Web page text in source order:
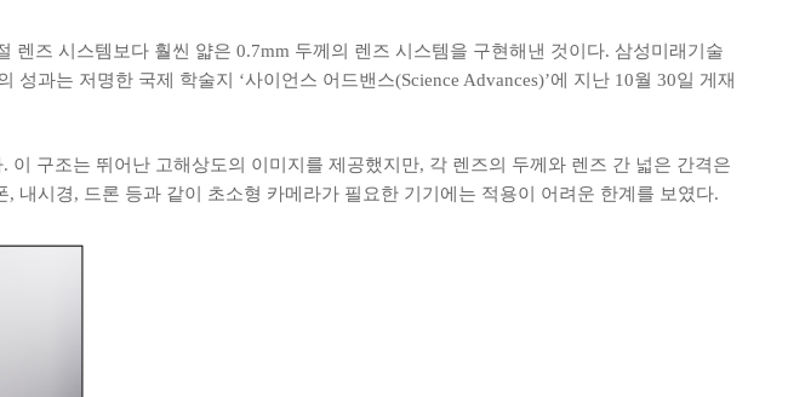
즈 시스템보다 훨씬 얇은 0.7mm 두께의 렌즈 시스템을 구현해낸 것이다. 삼성미래기술
과는 저명한 국제 학술지 ‘사이언스 어드밴스(Science Advances)’에 지난 10월 30일 게재
구조는 뛰어난 고해상도의 이미지를 제공했지만, 각 렌즈의 두께와 렌즈 간 넓은 간격은
내시경, 드론 등과 같이 초소형 카메라가 필요한 기기에는 적용이 어려운 한계를 보였다.